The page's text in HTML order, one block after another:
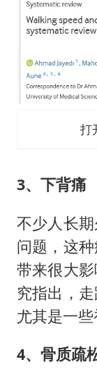
打
3、下背痛
不少人长
问题，这
带来很大
究指出，
尤其是一些
4、骨质疏